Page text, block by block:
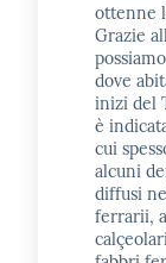
ottenne
Grazie
dove
inizi del
è
cui
alcuni
diffusi
ferrarii,